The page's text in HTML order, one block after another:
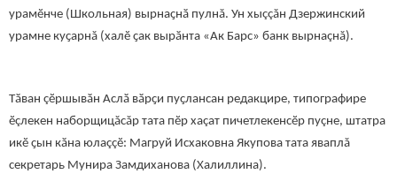
урамӗнче (Школьная) вырнаҫнӑ пулнă. Ун хыççăн Дзержинский
урамне куҫарнă (халӗ ҫак вырӑнта «Ак Барс» банк вырнаçнă).
Тӑван çӗршывӑн Аслӑ вӑрҫи пуҫлансан редакцире, типографире
ӗçлекен наборщицăсăр тата пӗр хаçат пичетлекенсӗр пуçне, штатра
икӗ ҫын кӑна юлаççӗ: Магруй Исхаковна Якупова тата яваплă
секретарь Мунира Замдиханова (Халиллина).